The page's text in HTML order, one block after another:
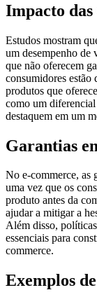
Impacto das
Estudos mostram
um desempenho de
que não oferecem
consumidores estão
produtos que
como um
destaquem em um
Garantias
No e-commerce, as
uma vez que os
produto antes da
ajudar a mitigar a
Além disso,
essenciais para
commerce.
Exemplos